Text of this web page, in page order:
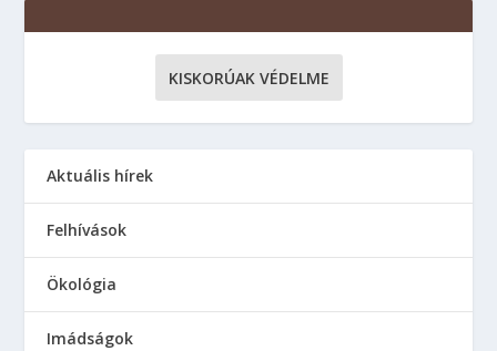
KISKORÚAK VÉDELME
Aktuális hírek
Felhívások
Ökológia
Imádságok